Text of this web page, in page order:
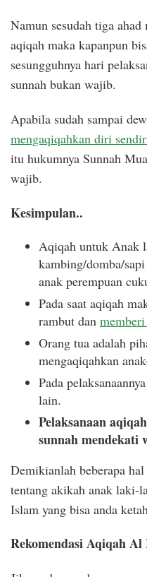
Namun sesudah tiga
aqiqah maka kapanpun
sesungguhnya hari
sunnah bukan wajib.
Apabila sudah sampai
mengaqiqahkan diri
itu hukumnya Sunnah
wajib.
Kesimpulan..
Aqiqah untuk Anak
kambing/domba/
anak perempuan
Pada saat aqiqah
rambut dan
Orang tua adalah
mengaqiqahkan
Pada
lain.
Pelaksanaan
sunnah mendekati
Demikianlah beberapa
tentang akikah anak laki-
Islam yang bisa anda
Rekomendasi Aqiqah